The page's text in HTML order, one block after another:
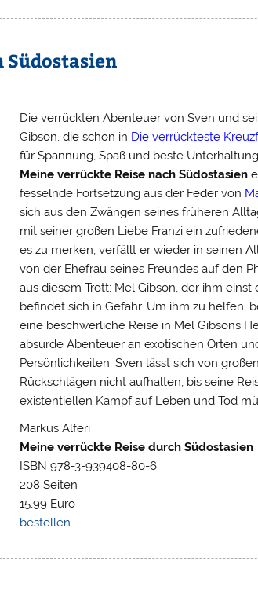
Südostasien
Die verrückten Abenteuer von Sven und
Gibson, die schon in Die verrückteste
für Spannung, Spaß und beste
Meine verrückte Reise nach Südostasien
fesselnde Fortsetzung aus der Feder von
sich aus den Zwängen seines früheren
mit seiner großen Liebe Franzi ein
es zu merken, verfällt er wieder in seinen
von der Ehefrau seines Freundes auf den
aus diesem Trott: Mel Gibson, der ihm einst
befindet sich in Gefahr. Um ihm zu helfen,
eine beschwerliche Reise in Mel Gibsons
absurde Abenteuer an exotischen Orten
Persönlichkeiten. Sven lässt sich von
Rückschlägen nicht aufhalten, bis seine
existentiellen Kampf auf Leben und Tod
Markus Alferi
Meine verrückte Reise durch Südostasien
ISBN 978-3-939408-80-6
208 Seiten
15,99 Euro
bestellen